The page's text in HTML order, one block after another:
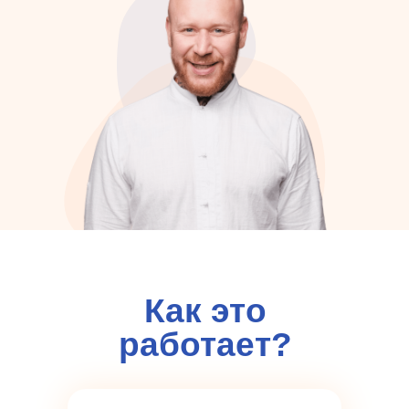
Как это
работает?